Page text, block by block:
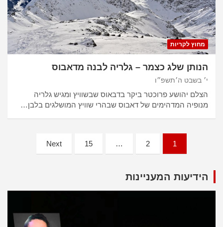
מחוץ לקריות
הנותן שלג כצמר – גלריה לבנה מדאבוס
י׳ בשבט ה׳תשפ״ו
הצלם יהושע פרוכטר ביקר בדבאוס שבשוויץ ומגיש גלריה
מנופיה המדהימים של דאבוס שבהרי שוויץ המושלגים בלבן…
pagination
1
2
…
15
Next
הידיעות המעניינות